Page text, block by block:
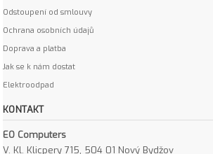
Odstoupení od smlouvy
Ochrana osobních údajů
Doprava a platba
Jak se k nám dostat
Elektroodpad
KONTAKT
EO Computers
V. Kl. Klicpery 715, 504 01 Nový Bydžov